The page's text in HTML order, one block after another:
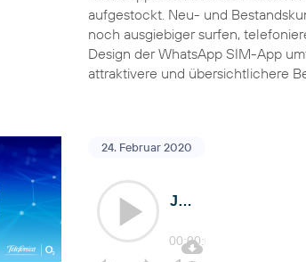
aufgestockt. Neu- und
noch ausgiebiger surfen,
Design der WhatsApp SIM-App
attraktivere und übersichtlichere
24. Februar 2020